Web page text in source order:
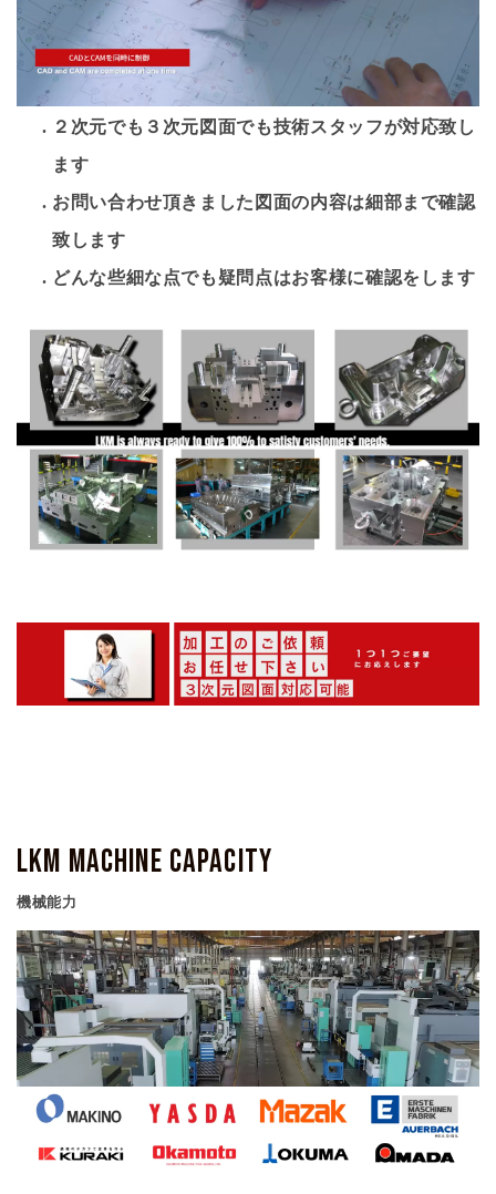
２次元でも３次元図面でも技術スタッフが対応致し
ます
お問い合わせ頂きました図面の内容は細部まで確認
致します
どんな些細な点でも疑問点はお客様に確認をします
LKM Machine capacity
機械能力